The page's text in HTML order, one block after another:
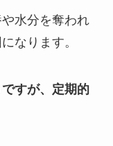
水分を奪われ
なります。
すが、定期的